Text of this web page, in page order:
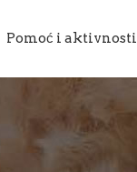
Pomoć i aktivnosti